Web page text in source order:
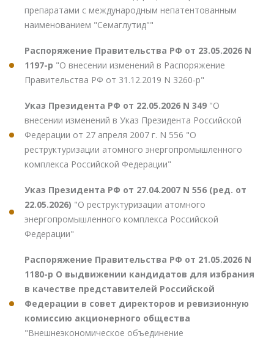
препаратами с международным непатентованным
наименованием "Семаглутид""
Распоряжение Правительства РФ от 23.05.2026 N
1197-р "О внесении изменений в Распоряжение
Правительства РФ от 31.12.2019 N 3260-р"
Указ Президента РФ от 22.05.2026 N 349 "О
внесении изменений в Указ Президента Российской
Федерации от 27 апреля 2007 г. N 556 "О
реструктуризации атомного энергопромышленного
комплекса Российской Федерации"
Указ Президента РФ от 27.04.2007 N 556 (ред. от
22.05.2026) "О реструктуризации атомного
энергопромышленного комплекса Российской
Федерации"
Распоряжение Правительства РФ от 21.05.2026 N
1180-р О выдвижении кандидатов для избрания
в качестве представителей Российской
Федерации в совет директоров и ревизионную
комиссию акционерного общества
"Внешнеэкономическое объединение